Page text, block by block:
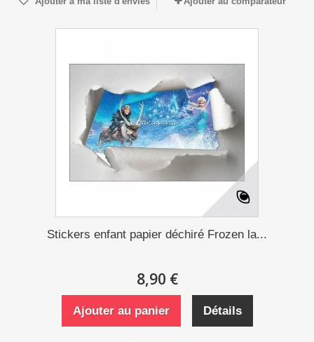
Stickers enfant papier déchiré Frozen la...
8,90 €
Ajouter au panier Détails